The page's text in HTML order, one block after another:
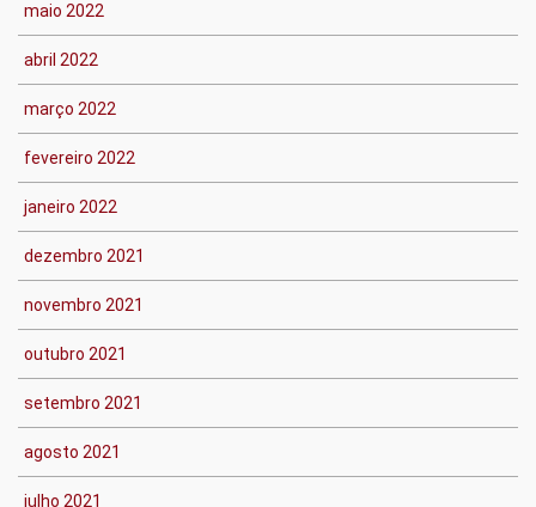
maio 2022
abril 2022
março 2022
fevereiro 2022
janeiro 2022
dezembro 2021
novembro 2021
outubro 2021
setembro 2021
agosto 2021
julho 2021